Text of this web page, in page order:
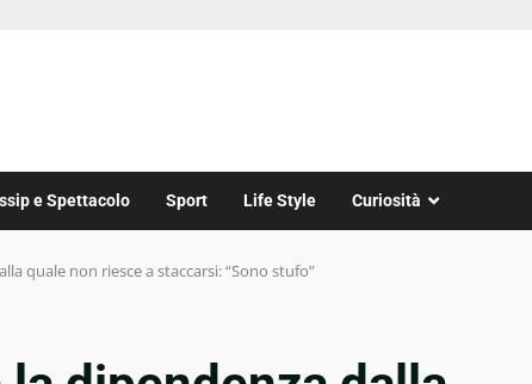
e Spettacolo Sport Life Style Curiosità
quale non riesce a staccarsi: “Sono stufo”